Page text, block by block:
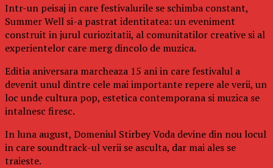
Intr-un peisaj in care festivalurile se schimba constant,
Summer Well si-a pastrat identitatea: un eveniment
construit in jurul curiozitatii, al comunitatilor creative si al
experientelor care merg dincolo de muzica.
Editia aniversara marcheaza 15 ani in care festivalul a
devenit unul dintre cele mai importante repere ale verii, un
loc unde cultura pop, estetica contemporana si muzica se
intalnesc firesc.
In luna august, Domeniul Stirbey Voda devine din nou locul
in care soundtrack-ul verii se asculta, dar mai ales se
traieste.